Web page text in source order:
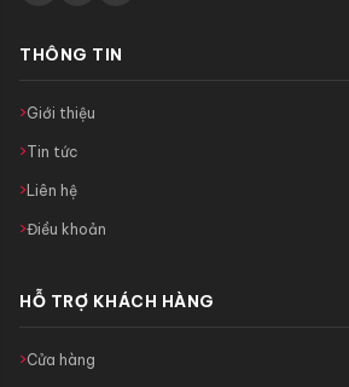
THÔNG TIN
Giới thiệu
Tin tức
Liên hệ
Điều khoản
HỖ TRỢ KHÁCH HÀNG
Cửa hàng